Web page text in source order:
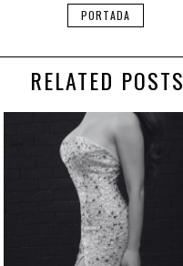
PORTADA
RELATED POSTS